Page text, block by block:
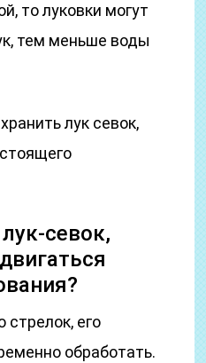
то луковки могут
тем меньше воды
лук севок,
севок,
его
обработать.